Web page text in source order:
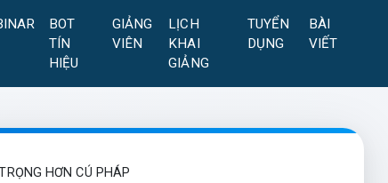
BOT
TÍN
HIỆU
GIẢNG
VIÊN
LỊCH
KHAI
GIẢNG
TUYỂN
DỤNG
BÀI
VIẾT
HƠN CÚ PHÁP